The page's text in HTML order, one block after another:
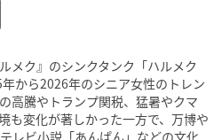
メク』のシンクタンク「ハルメク
から2026年のシニア女性のトレン
高騰やトランプ関税、猛暑やクマ
も変化が著しかった一方で、万博や